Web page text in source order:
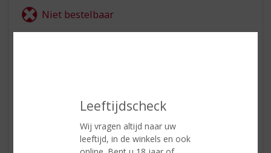
Leeftijdscheck
Wij vragen altijd naar uw
leeftijd, in de winkels en ook
100 CL
Alcoholpercentage
38% vol